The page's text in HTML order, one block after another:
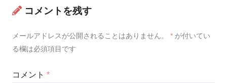
コメントを残す
メールアドレスが公開されることはありません。 * が付いてい
る欄は必須項目です
コメント *